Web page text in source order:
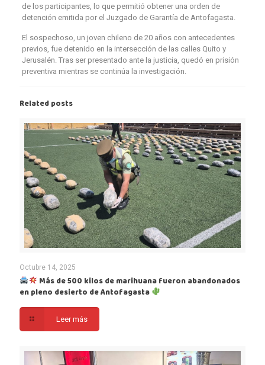
de los participantes, lo que permitió obtener una orden de
detención emitida por el Juzgado de Garantía de Antofagasta.
El sospechoso, un joven chileno de 20 años con antecedentes
previos, fue detenido en la intersección de las calles Quito y
Jerusalén. Tras ser presentado ante la justicia, quedó en prisión
preventiva mientras se continúa la investigación.
Related posts
Octubre 14, 2025
Más de 500 kilos de marihuana fueron abandonados
en pleno desierto de Antofagasta
Leer más